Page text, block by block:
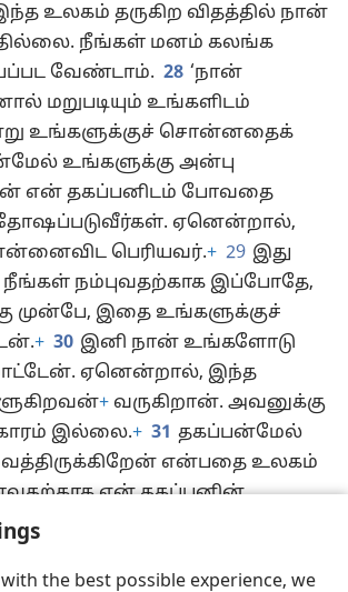
the best possible experience, we
உலகம் தருகிற விதத்தில் நான்
நீங்கள் மனம் கலங்க
வேண்டாம். 28 ‘நான்
மறுபடியும் உங்களிடம்
உங்களுக்குச் சொன்னதைக்
உங்களுக்கு அன்பு
என் தகப்பனிடம் போவதை
ஏனென்றால்,
பெரியவர்.+ 29 இது
நீங்கள் நம்புவதற்காக இப்போதே,
முன்பே, இதை உங்களுக்குச்
+ 30 இனி நான் உங்களோடு
ஏனென்றால், இந்த
+ வருகிறான். அவனுக்கு
இல்லை.+ 31 தகப்பன்மேல்
என்பதை உலகம்
என் தகப்பனின்
செய்கிறேன்.